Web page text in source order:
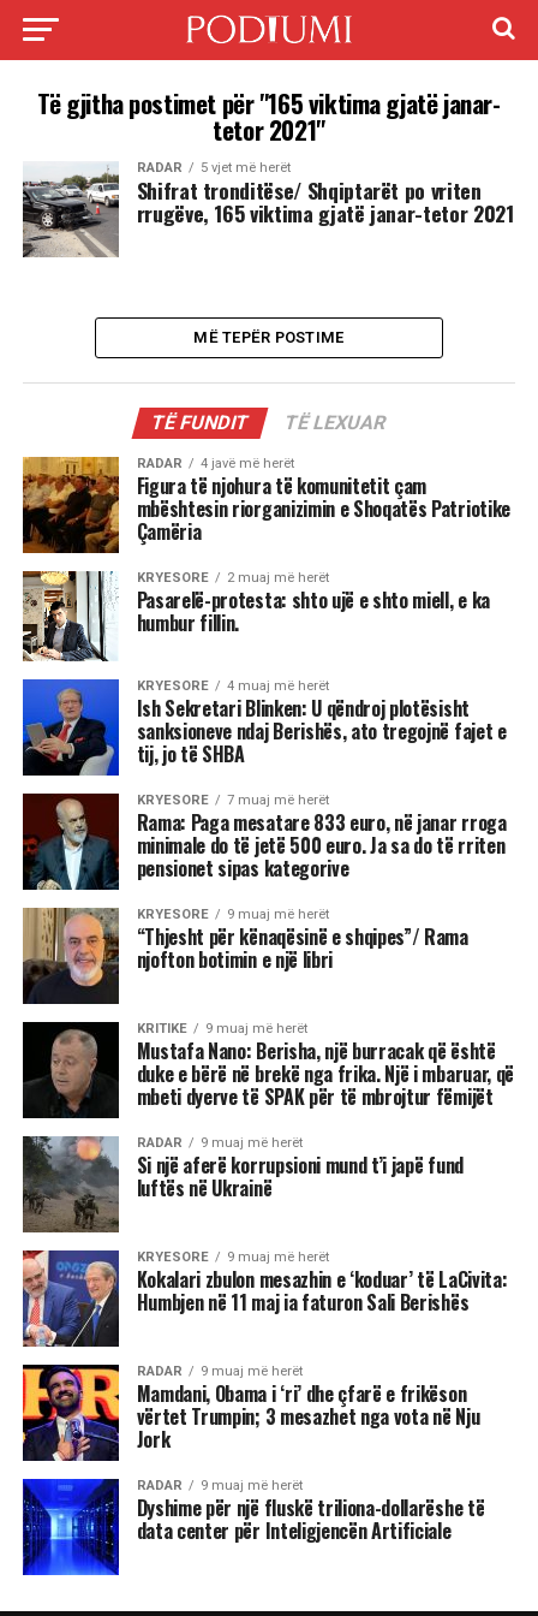
Të gjitha postimet për "165 viktima gjatë janar-
tetor 2021"
RADAR 5 vjet më herët
Shifrat tronditëse/ Shqiptarët po vriten
rrugëve, 165 viktima gjatë janar-tetor 2021
MË TEPËR POSTIME
TË FUNDIT TË LEXUAR
RADAR 4 javë më herët
Figura të njohura të komunitetit çam
mbështesin riorganizimin e Shoqatës Patriotike
Çamëria
KRYESORE 2 muaj më herët
Pasarelë-protesta: shto ujë e shto miell, e ka
humbur fillin.
KRYESORE 4 muaj më herët
Ish Sekretari Blinken: U qëndroj plotësisht
sanksioneve ndaj Berishës, ato tregojnë fajet e
tij, jo të SHBA
KRYESORE 7 muaj më herët
Rama: Paga mesatare 833 euro, në janar rroga
minimale do të jetë 500 euro. Ja sa do të rriten
pensionet sipas kategorive
KRYESORE 9 muaj më herët
“Thjesht për kënaqësinë e shqipes”/ Rama
njofton botimin e një libri
KRITIKE 9 muaj më herët
Mustafa Nano: Berisha, një burracak që është
duke e bërë në brekë nga frika. Një i mbaruar, që
mbeti dyerve të SPAK për të mbrojtur fëmijët
RADAR 9 muaj më herët
Si një aferë korrupsioni mund t’i japë fund
luftës në Ukrainë
KRYESORE 9 muaj më herët
Kokalari zbulon mesazhin e ‘koduar’ të LaCivita:
Humbjen në 11 maj ia faturon Sali Berishës
RADAR 9 muaj më herët
Mamdani, Obama i ‘ri’ dhe çfarë e frikëson
vërtet Trumpin; 3 mesazhet nga vota në Nju
Jork
RADAR 9 muaj më herët
Dyshime për një fluskë triliona-dollarëshe të
data center për Inteligjencën Artificiale